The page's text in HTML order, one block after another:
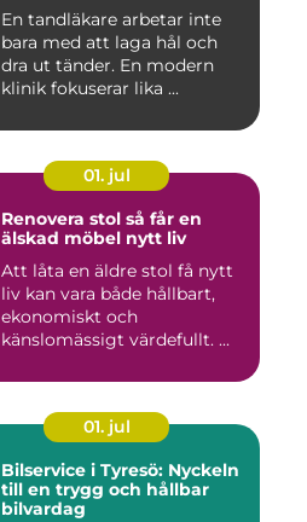
En tandläkare arbetar inte
bara med att laga hål och
dra ut tänder. En modern
klinik fokuserar lika ...
01. jul
Renovera stol så får en
älskad möbel nytt liv
Att låta en äldre stol få nytt
liv kan vara både hållbart,
ekonomiskt och
känslomässigt värdefullt. ...
01. jul
Bilservice i Tyresö: Nyckeln
till en trygg och hållbar
bilvardag